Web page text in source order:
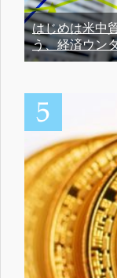
はじめは米中
う、経済ウン